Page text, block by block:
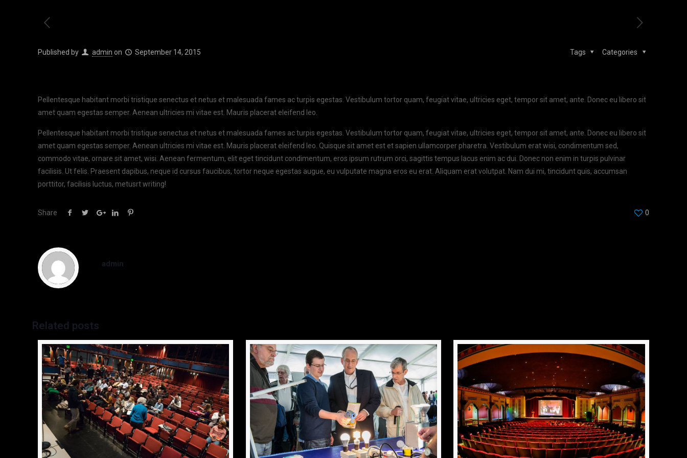
Published by admin on September 14, 2015 Categories
Tags
Pellentesque habitant morbi tristique senectus et netus et malesuada fames ac turpis egestas. Vestibulum tortor quam, feugiat vitae, ultricies eget, tempor sit amet, ante. Donec eu libero sit
amet quam egestas semper. Aenean ultricies mi vitae est. Mauris placerat eleifend leo.
Pellentesque habitant morbi tristique senectus et netus et malesuada fames ac turpis egestas. Vestibulum tortor quam, feugiat vitae, ultricies eget, tempor sit amet, ante. Donec eu libero sit
amet quam egestas semper. Aenean ultricies mi vitae est. Mauris placerat eleifend leo. Quisque sit amet est et sapien ullamcorper pharetra. Vestibulum erat wisi, condimentum sed,
commodo vitae, ornare sit amet, wisi. Aenean fermentum, elit eget tincidunt condimentum, eros ipsum rutrum orci, sagittis tempus lacus enim ac dui. Donec non enim in turpis pulvinar
facilisis. Ut felis. Praesent dapibus, neque id cursus faucibus, tortor neque egestas augue, eu vulputate magna eros eu erat. Aliquam erat volutpat. Nam dui mi, tincidunt quis, accumsan
porttitor, facilisis luctus, metusrt writing!
Share 0
admin
Related posts